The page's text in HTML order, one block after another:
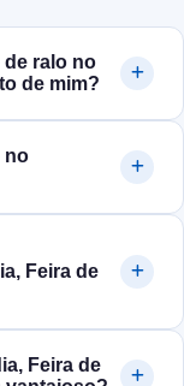
de ralo no
de mim?
no
Feira de
Feira de